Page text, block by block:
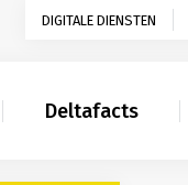
DIGITALE DIENSTEN
Deltafacts